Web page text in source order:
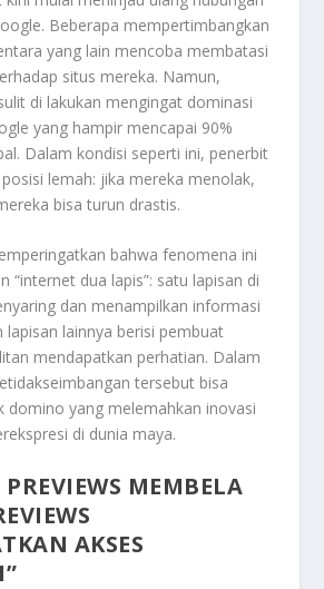
Beberapa mempertimbangkan
yang lain mencoba membatasi
situs mereka. Namun,
di lakukan mengingat dominasi
yang hampir mencapai 90%
Dalam kondisi seperti ini, penerbit
lemah: jika mereka menolak,
bisa turun drastis.
bahwa fenomena ini
“internet dua lapis”: satu lapisan di
dan menampilkan informasi
lapisan lainnya berisi pembuat
mendapatkan perhatian. Dalam
tersebut bisa
domino yang melemahkan inovasi
di dunia maya.
MEMBELA
AKSES